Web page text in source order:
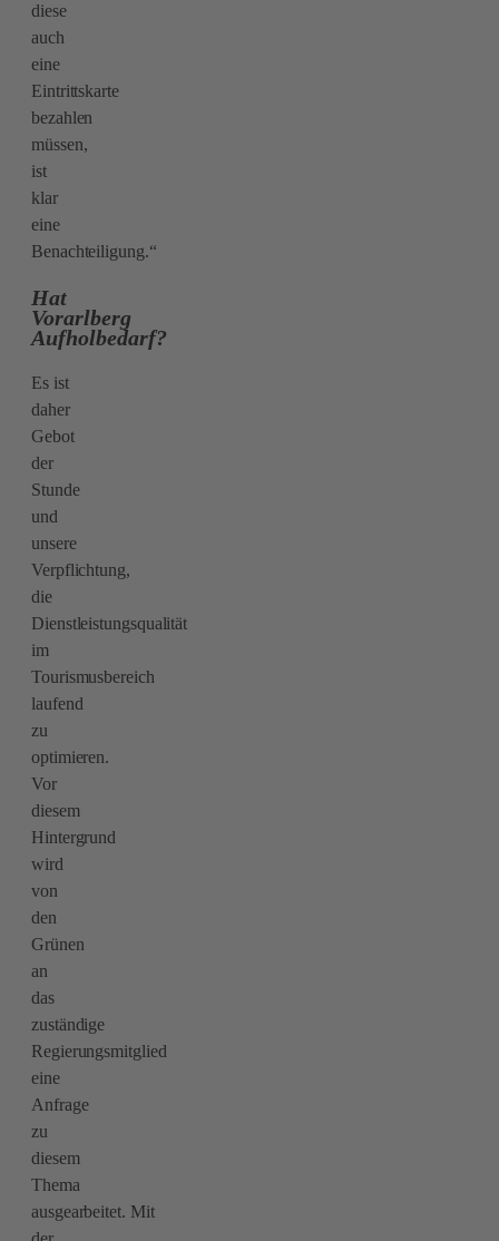
diese
auch
eine
Eintrittskarte
bezahlen
müssen,
ist
klar
eine
Benachteiligung.“
Hat
Vorarlberg
Aufholbedarf?
Es ist
daher
Gebot
der
Stunde
und
unsere
Verpflichtung,
die
Dienstleistungsqualität
im
Tourismusbereich
laufend
zu
optimieren.
Vor
diesem
Hintergrund
wird
von
den
Grünen
an
das
zuständige
Regierungsmitglied
eine
Anfrage
zu
diesem
Thema
ausgearbeitet. Mit